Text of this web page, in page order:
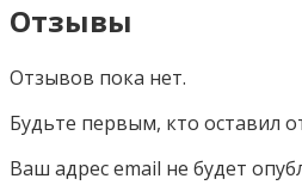
Отзывы
Отзывов пока нет.
Будьте первым, кто оставил
Ваш адрес email не будет